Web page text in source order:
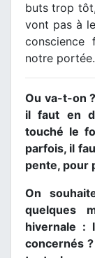
buts trop
vont pas à
conscience
notre portée.
Ou va-t-on
il faut en
touché le
parfois, il
pente, pour
On
quelques
hivernale :
concernés